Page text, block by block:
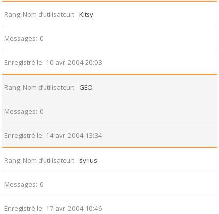
Rang, Nom d’utilisateur Kitsy
Messages 0
Enregistré le 10 avr. 2004 20:03
Rang, Nom d’utilisateur GEO
Messages 0
Enregistré le 14 avr. 2004 13:34
Rang, Nom d’utilisateur syrius
Messages 0
Enregistré le 17 avr. 2004 10:46